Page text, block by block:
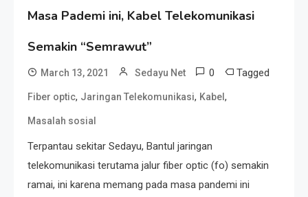
Masa Pademi ini, Kabel Telekomunikasi
Semakin “Semrawut”
March 13, 2021 Sedayu Net 0 Tagged
Fiber optic, Jaringan Telekomunikasi, Kabel ,
Masalah sosial
Terpantau sekitar Sedayu, Bantul jaringan
telekomunikasi terutama jalur fiber optic (fo) semakin
ramai, ini karena memang pada masa pandemi ini